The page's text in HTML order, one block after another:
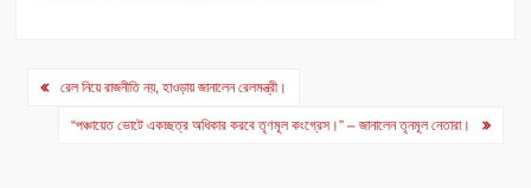
Post
navigation
রেল নিয়ে রাজনীতি নয়, হাওড়ায় জানালেন রেলমন্ত্রী।
“পঞ্চায়েত ভোটে একচ্ছত্র অধিকার করবে তৃণমূল কংগ্রেস।” – জানালেন তৃনমূল নেতারা।